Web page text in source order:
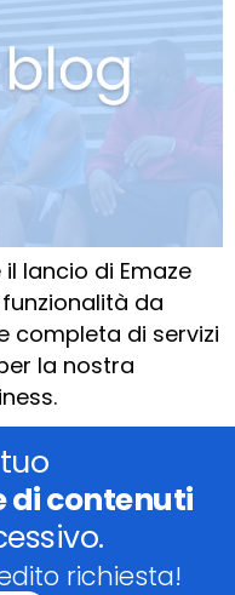
lancio di Emaze
da
completa di servizi
la nostra
di contenuti
richiesta!